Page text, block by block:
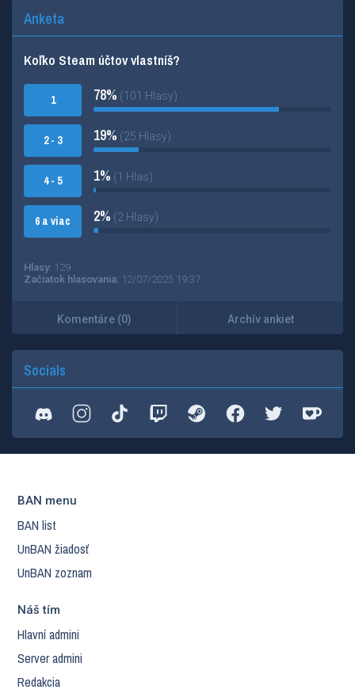
Anketa
Koľko Steam účtov vlastníš?
1
2 - 3
4 - 5
6 a viac
78% (101 Hlasy)
19% (25 Hlasy)
1% (1 Hlas)
2% (2 Hlasy)
Hlasy: 129
Začiatok hlasovania: 12/07/2025 19:37
Komentáre (0) Archív ankiet
Socials
BAN menu
BAN list
UnBAN žiadosť
UnBAN zoznam
Náš tím
Hlavní admini
Server admini
Redakcia